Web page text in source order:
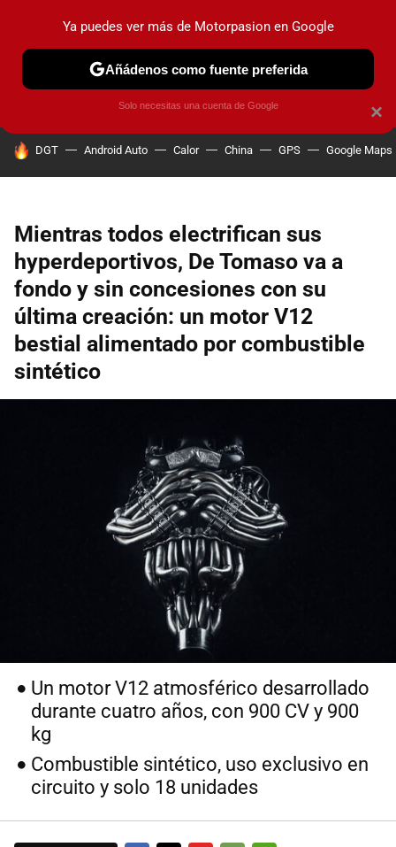
PRUEBAS COCHES ELÉCTRICOS OBSERVATORIO
HOY SE HABLA DE
DGT Android Auto Calor China GPS Google Maps
Mientras todos electrifican sus
hyperdeportivos, De Tomaso va a
fondo y sin concesiones con su
última creación: un motor V12
bestial alimentado por combustible
sintético
Un motor V12 atmosférico desarrollado
durante cuatro años, con 900 CV y 900
kg
Combustible sintético, uso exclusivo en
circuito y solo 18 unidades
×
Ya puedes ver más de Motorpasion en Google
Añádenos como fuente preferida
Solo necesitas una cuenta de Google